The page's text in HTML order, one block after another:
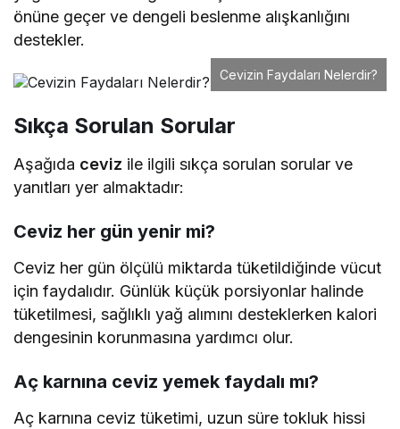
önüne geçer ve dengeli beslenme alışkanlığını
destekler.
Cevizin Faydaları Nelerdir?
Sıkça Sorulan Sorular
Aşağıda ceviz ile ilgili sıkça sorulan sorular ve
yanıtları yer almaktadır:
Ceviz her gün yenir mi?
Ceviz her gün ölçülü miktarda tüketildiğinde vücut
için faydalıdır. Günlük küçük porsiyonlar halinde
tüketilmesi, sağlıklı yağ alımını desteklerken kalori
dengesinin korunmasına yardımcı olur.
Aç karnına ceviz yemek faydalı mı?
Aç karnına ceviz tüketimi, uzun süre tokluk hissi